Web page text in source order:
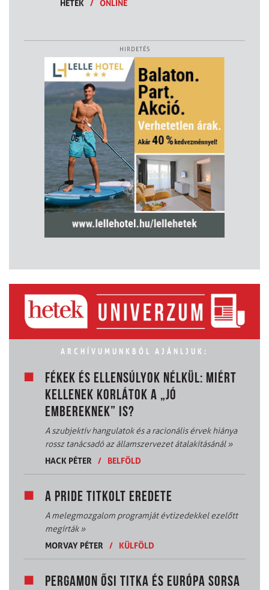
HETEK / ONLINE
HIRDETÉS
ARCHÍVUMUNKBÓL AJÁNLJUK:
FÉKEK ÉS ELLENSÚLYOK NÉLKÜL: MIÉRT
KELLENEK KORLÁTOK A „JÓ
EMBEREKNEK” IS?
A szubjektív hangulatok és a racionális érvek hiánya
rossz tanácsadó az államszervezet átalakításánál»
HACK PÉTER
/ BELFÖLD
A PRIDE TITKOLT EREDETE
A melegmozgalom programját évtizedekkel ezelőtt
megírták»
MORVAY PÉTER
/ KÜLFÖLD
PERGAMON ŐSI TITKA ÉS EURÓPA SORSA